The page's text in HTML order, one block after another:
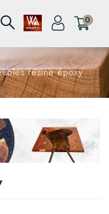
0
résine époxy